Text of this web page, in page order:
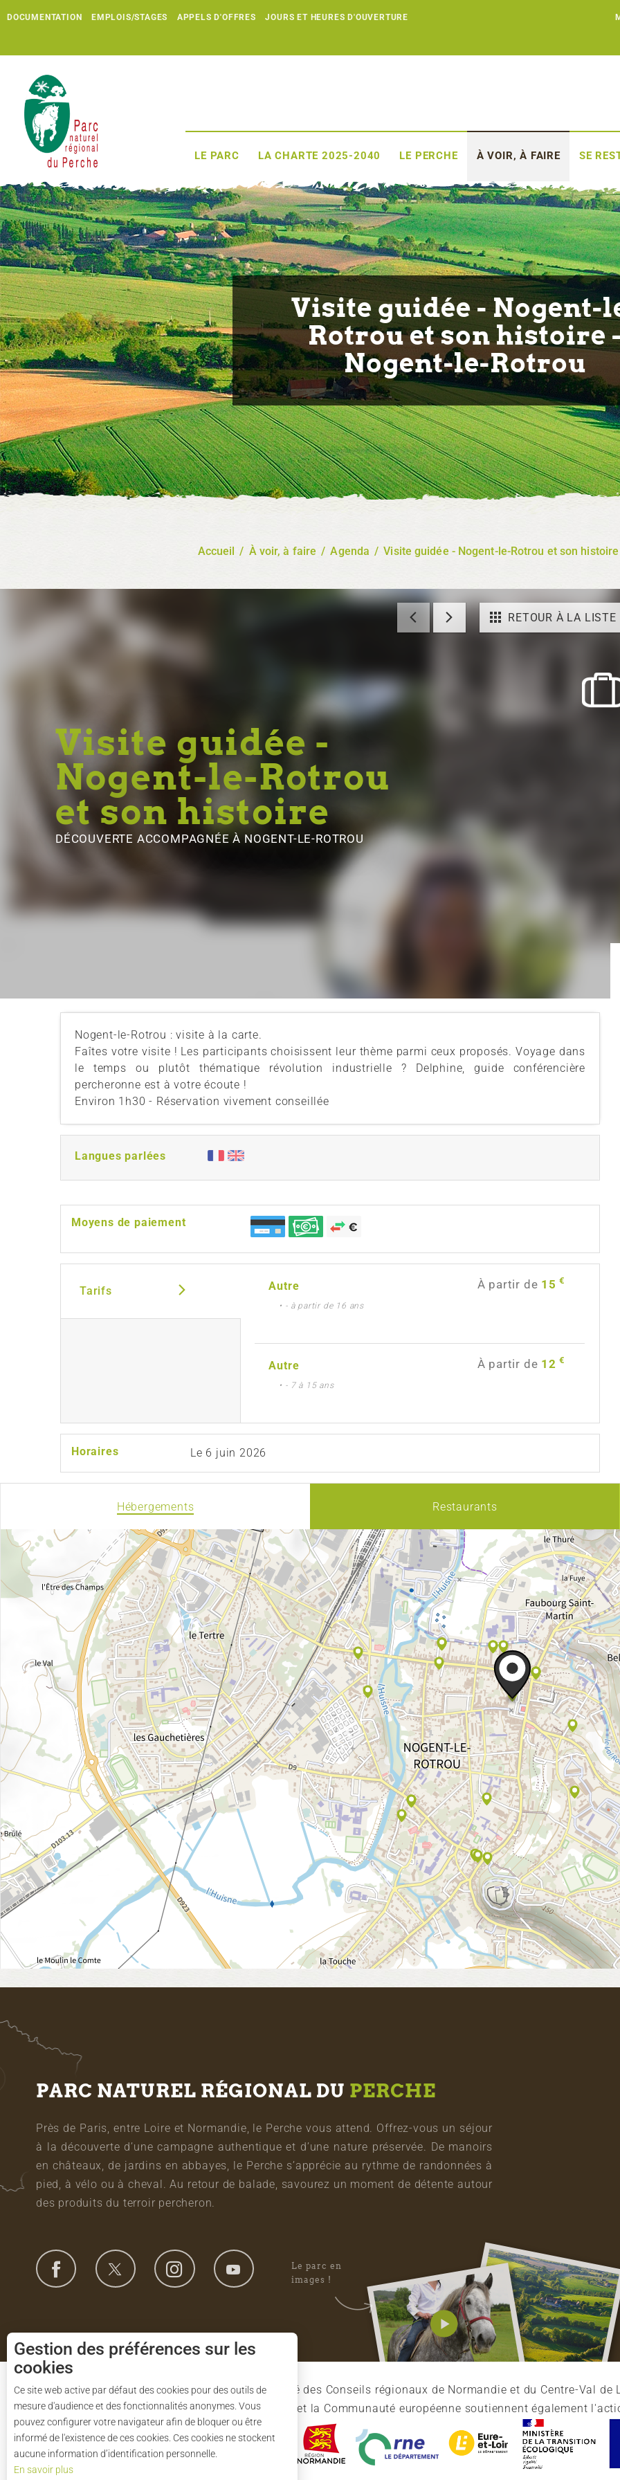
DOCUMENTATION EMPLOIS/STAGES APPELS D'OFFRES JOURS ET HEURES D'OUVERTURE
LE PARC LA CHARTE 2025-2040 LE PERCHE À VOIR, À FAIRE SE
Visite guidée - Nogent-
Rotrou et son histoire
Nogent-le-Rotrou
Accueil / À voir, à faire / Agenda / Visite guidée - Nogent-le-Rotrou et son
RETOUR À LA LISTE
Visite guidée -
Nogent-le-Rotrou
et son histoire
DÉCOUVERTE ACCOMPAGNÉEÀ NOGENT-LE-ROTROU
Nogent-le-Rotrou : visite à la carte.
Faîtes votre visite ! Les participants choisissent leur thème parmi ceux proposés. Voyage dans
le temps ou plutôt thématique révolution industrielle ? Delphine, guide conférencière
percheronne est à votre écoute !
Environ 1h30 - Réservation vivement conseillée
Langues parlées
Moyens de paiement
Tarifs Autre À partir de 15 €
• - à partir de 16 ans
Autre À partir de 12 €
• - 7 à 15 ans
Horaires Le 6 juin 2026
Hébergements Restaurants
PARC NATUREL RÉGIONAL DU PERCHE
Près de Paris, entre Loire et Normandie, le Perche vous attend. Offrez-vous un séjour
à la découverte d’une campagne authentique et d’une nature préservée. De manoirs
en châteaux, de jardins en abbayes, le Perche s’apprécie au rythme de randonnées à
pied, à vélo ou à cheval. Au retour de balade, savourez un moment de détente autour
des produits du terroir percheron.
Le parc en
images !
Le Syndicat Mixte de gestion du Parc est composé des Conseils régionaux de Normandie et du Centre-Val de
l'Eure-et-Loir et des 91 communes du Parc. L'Etat et la Communauté européenne soutiennent également
Gestion des préférences sur les
cookies
Ce site web active par défaut des cookies pour des outils de
mesure d'audience et des fonctionnalités anonymes. Vous
pouvez configurer votre navigateur afin de bloquer ou être
informé de l'existence de ces cookies. Ces cookies ne stockent
aucune information d’identification personnelle.
En savoir plus